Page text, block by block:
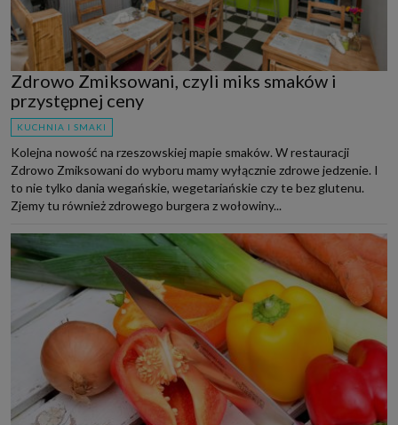
Zdrowo Zmiksowani, czyli miks smaków i
przystępnej ceny
KUCHNIA I SMAKI
Kolejna nowość na rzeszowskiej mapie smaków. W restauracji
Zdrowo Zmiksowani do wyboru mamy wyłącznie zdrowe jedzenie. I
to nie tylko dania wegańskie, wegetariańskie czy te bez glutenu.
Zjemy tu również zdrowego burgera z wołowiny...